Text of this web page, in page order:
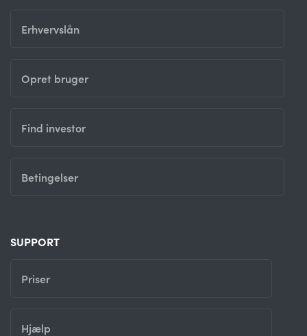
Erhvervslån
Opret bruger
Find investor
Betingelser
SUPPORT
Priser
Hjælp